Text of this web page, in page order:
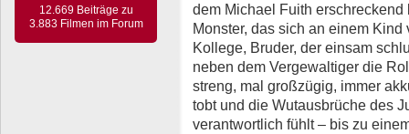
12.669 Beiträge zu
3.883 Filmen im Forum
dem Michael Fuith
Monster, das sich an einem
Kollege, Bruder, der einsam
neben dem Vergewaltiger die
streng, mal großzügig, immer
tobt und die Wutausbrüche des
verantwortlich fühlt – bis zu